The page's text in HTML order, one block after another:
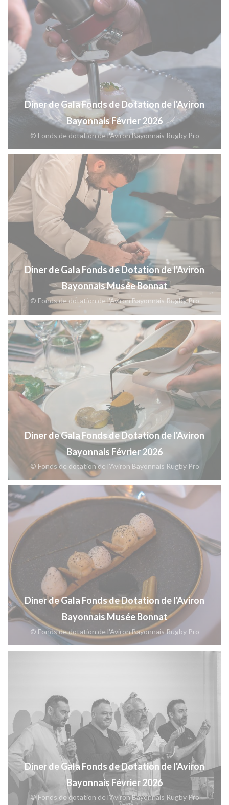
Diner de Gala Fonds de Dotation de l'Aviron
Bayonnais Février 2026
© Fonds de dotation de l'Aviron Bayonnais Rugby Pro
Diner de Gala Fonds de Dotation de l'Aviron
Bayonnais Musée Bonnat
© Fonds de dotation de l'Aviron Bayonnais Rugby Pro
Diner de Gala Fonds de Dotation de l'Aviron
Bayonnais Février 2026
© Fonds de dotation de l'Aviron Bayonnais Rugby Pro
Diner de Gala Fonds de Dotation de l'Aviron
Bayonnais Musée Bonnat
© Fonds de dotation de l'Aviron Bayonnais Rugby Pro
Diner de Gala Fonds de Dotation de l'Aviron
Bayonnais Février 2026
© Fonds de dotation de l'Aviron Bayonnais Rugby Pro